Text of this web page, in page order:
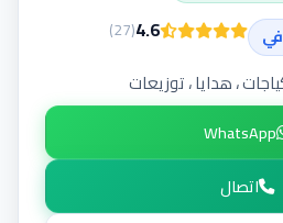
4.6
(
27
)
، هدايا ، توزيعات
WhatsApp
اتصال